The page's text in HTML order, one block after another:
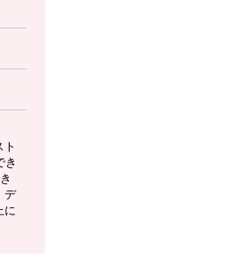
ト
き
デ
に